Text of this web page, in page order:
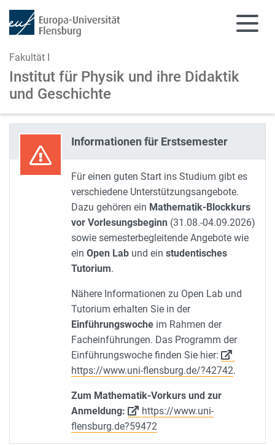
Zum Hauptinhalt springen
Zur Navigation springen
Fakultät I
Institut für Physik und ihre Didaktik
und Geschichte
Informationen für Erstsemester
Für einen guten Start ins Studium gibt es
verschiedene Unterstützungsangebote.
Dazu gehören ein Mathematik-Blockkurs
vor Vorlesungsbeginn (31.08.-04.09.2026)
sowie semesterbegleitende Angebote wie
ein Open Lab und ein studentisches
Tutorium.
Nähere Informationen zu Open Lab und
Tutorium erhalten Sie in der
Einführungswoche im Rahmen der
Facheinführungen. Das Programm der
Einführungswoche finden Sie hier:
https://www.uni-flensburg.de/?42742.
Zum Mathematik-Vorkurs und zur
Anmeldung:
https://www.uni-
flensburg.de?59472